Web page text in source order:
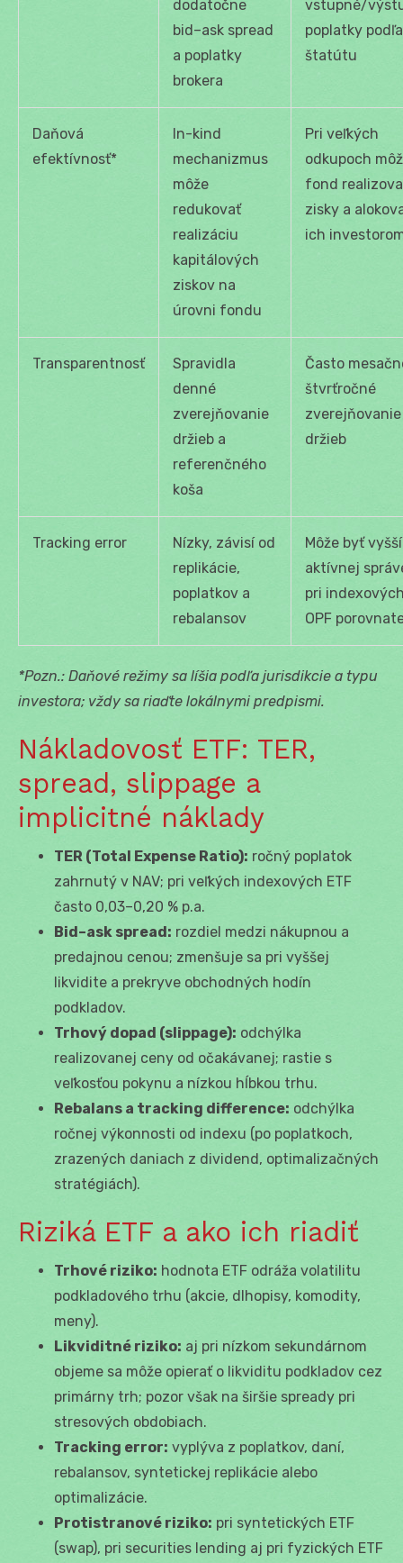
dodatočne
bid–ask spread
a poplatky
brokera
vstupné/
poplatky podľa
štatútu
Daňová
efektívnosť*
In-kind
mechanizmus
môže
redukovať
realizáciu
kapitálových
ziskov na
úrovni fondu
Pri veľkých
odkupoch
fond
zisky a
ich
Transparentnosť
Spravidla
denné
zverejňovanie
držieb a
referenčného
koša
Často
štvrťročné
zverejňovanie
držieb
Tracking error
Nízky, závisí od
replikácie,
poplatkov a
rebalansov
Môže byť
aktívnej
pri
OPF
*Pozn.: Daňové režimy sa líšia podľa jurisdikcie a typu
investora; vždy sa riaďte lokálnymi predpismi.
Nákladovosť ETF: TER,
spread, slippage a
implicitné náklady
TER (Total Expense Ratio): ročný poplatok
zahrnutý v NAV; pri veľkých indexových ETF
často 0,03–0,20 % p.a.
Bid–ask spread: rozdiel medzi nákupnou a
predajnou cenou; zmenšuje sa pri vyššej
likvidite a prekryve obchodných hodín
podkladov.
Trhový dopad (slippage): odchýlka
realizovanej ceny od očakávanej; rastie s
veľkosťou pokynu a nízkou hĺbkou trhu.
Rebalans a tracking difference: odchýlka
ročnej výkonnosti od indexu (po poplatkoch,
zrazených daniach z dividend, optimalizačných
stratégiách).
Riziká ETF a ako ich riadiť
Trhové riziko: hodnota ETF odráža volatilitu
podkladového trhu (akcie, dlhopisy, komodity,
meny).
Likviditné riziko: aj pri nízkom sekundárnom
objeme sa môže opierať o likviditu podkladov cez
primárny trh; pozor však na širšie spready pri
stresových obdobiach.
Tracking error: vyplýva z poplatkov, daní,
rebalansov, syntetickej replikácie alebo
optimalizácie.
Protistranové riziko: pri syntetických ETF
(swap), pri securities lending aj pri fyzických ETF